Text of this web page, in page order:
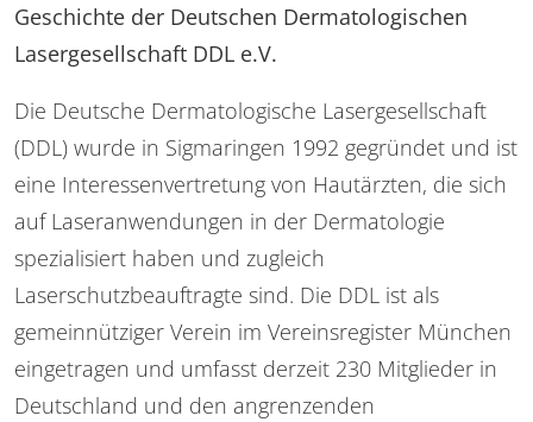
Geschichte der Deutschen Dermatologischen
Lasergesellschaft DDL e.V.
Die Deutsche Dermatologische Lasergesellschaft
(DDL) wurde in Sigmaringen 1992 gegründet und ist
eine Interessenvertretung von Hautärzten, die sich
auf Laseranwendungen in der Dermatologie
spezialisiert haben und zugleich
Laserschutzbeauftragte sind. Die DDL ist als
gemeinnütziger Verein im Vereinsregister München
eingetragen und umfasst derzeit 230 Mitglieder in
Deutschland und den angrenzenden